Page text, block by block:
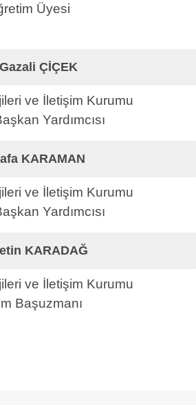
Üyesi
ÇİÇEK
ve İletişim Kurumu
Yardımcısı
KARAMAN
ve İletişim Kurumu
Yardımcısı
KARADAĞ
ve İletişim Kurumu
Başuzmanı